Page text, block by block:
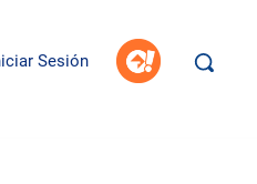
Sesión